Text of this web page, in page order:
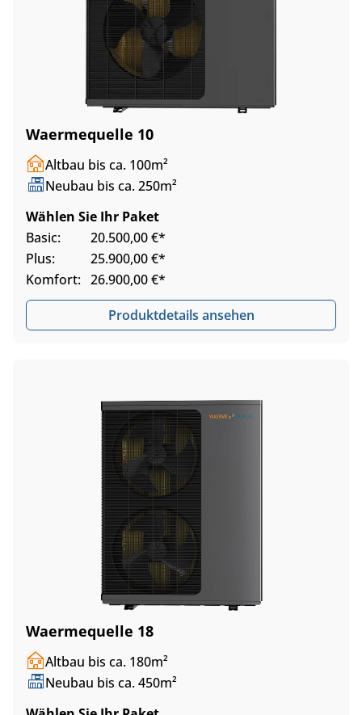
Waermequelle 10
Altbau bis ca. 100m²
Neubau bis ca. 250m²
Wählen Sie Ihr Paket
Basic:
20.500,00 €*
Plus:
25.900,00 €*
Komfort: 26.900,00 €*
Produktdetails ansehen
Waermequelle 18
Altbau bis ca. 180m²
Neubau bis ca. 450m²